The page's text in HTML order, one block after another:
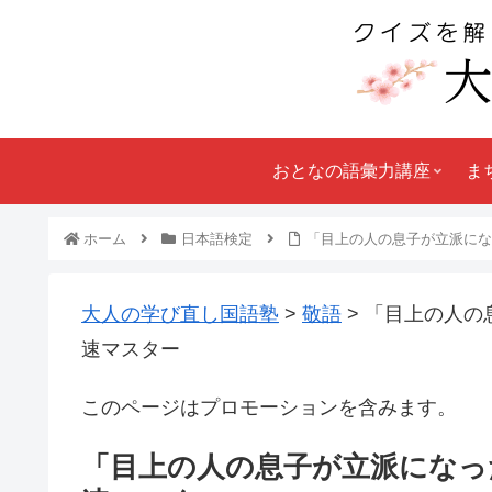
おとなの語彙力講座 ま
ホーム 日本語検定 「目上の人の息子が立派に
大人の学び直し国語塾 > 敬語 >
「目上の人
速マスター
このページはプロモーションを含みます。
「目上の人の息子が立派にな